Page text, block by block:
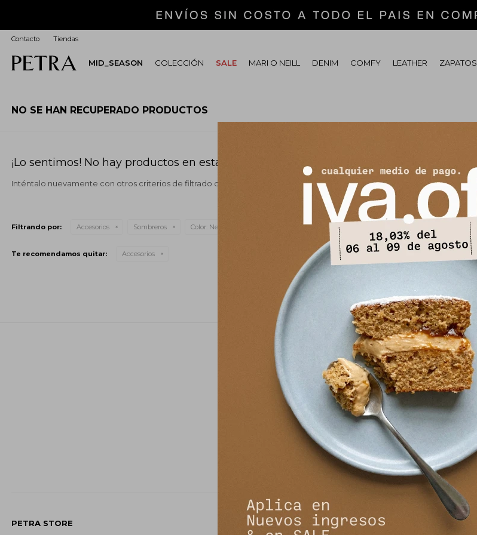
MID_SEASON COLECCIÓN SALE MARI O NEILL DENIM COMFY LEATHER ZAPATOS
Contacto Tiendas
NO SE HAN RECUPERADO PRODUCTOS
¡Lo sentimos! No hay productos en esta sección.
Inténtalo nuevamente con otros criterios de filtrado o busca en otras secciones de nuestro catálogo.
Filtrando por: Accesorios Sombreros Color: Negro
Te recomendamos quitar: Accesorios
PETRA STORE NOSOTROS
NEWSLETTER
¡Suscribite y recibí todas nuestras novedades!
